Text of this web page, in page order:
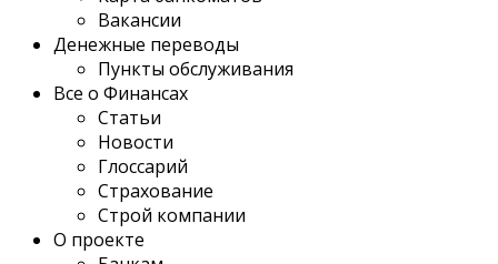
Вакансии
Денежные переводы
Пункты обслуживания
Все о Финансах
Статьи
Новости
Глоссарий
Страхование
Строй компании
О проекте